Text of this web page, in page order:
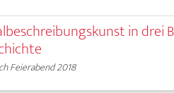
in drei
Feierabend 2018